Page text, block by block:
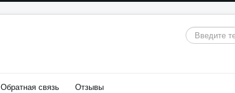
Искать...
Обратная связь
Отзывы